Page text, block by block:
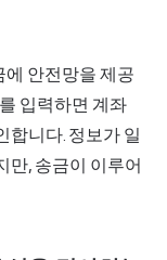
안전망을 제공
입력하면 계좌
합니다. 정보가 일
만, 송금이 이루어